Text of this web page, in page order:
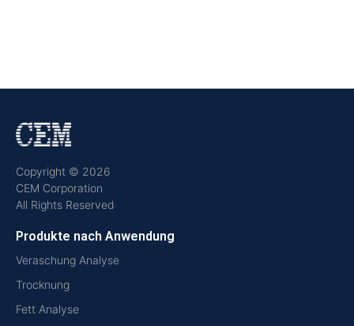
Copyright © 2026
CEM Corporation
All Rights Reserved
Produkte nach Anwendung
Veraschung Analyse
Trocknung
Fett Analyse